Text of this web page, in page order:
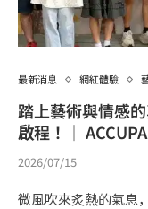
最新消息 網紅體驗
踏上藝術與情感
啟程！│
2026/07/15
微風吹來炙熱的氣息